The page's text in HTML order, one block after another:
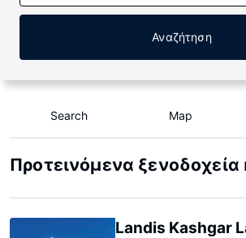
Αναζήτηση
Search Map
Προτεινόμενα
Landis Kashgar